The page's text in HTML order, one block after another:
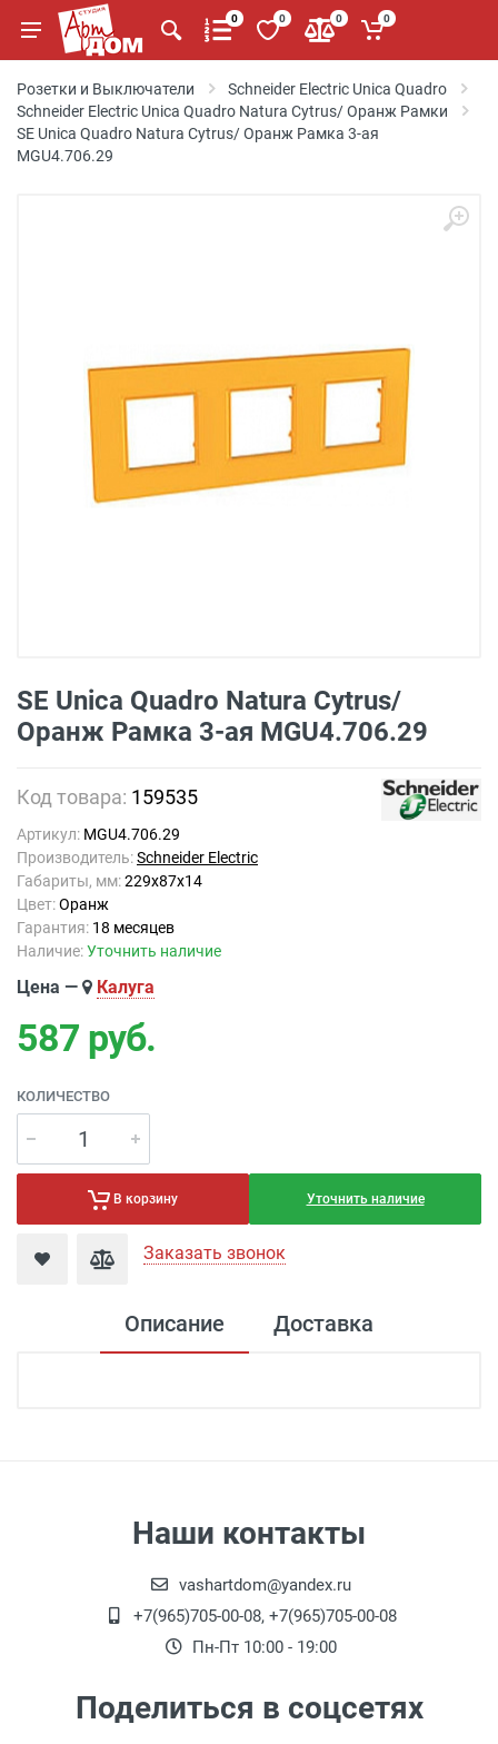
0 0 0 0
Розетки и Выключатели
Schneider Electric Unica Quadro
Schneider Electric Unica Quadro Natura Cytrus/ Оранж Рамки
SE Unica Quadro Natura Cytrus/ Оранж Рамка 3-ая
MGU4.706.29
SE Unica Quadro Natura Cytrus/
Оранж Рамка 3-ая MGU4.706.29
Код товара: 159535
Артикул: MGU4.706.29
Производитель:Schneider Electric
Габариты, мм:229x87x14
Цвет:Оранж
Гарантия: 18 месяцев
Наличие:Уточнить наличие
Цена — Калуга
587 руб.
КОЛИЧЕСТВО
В корзину Уточнить наличие
Заказать звонок
Описание Доставка
Наши контакты
vashartdom@yandex.ru
+7(965)705-00-08, +7(965)705-00-08
Пн-Пт 10:00 - 19:00
Поделиться в соцсетях